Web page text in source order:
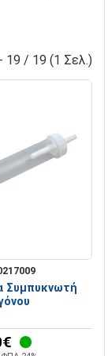
– Πίεσης
οξυγόνο.
αποδοτική
19 / 19 (1 Σελ.)
Συμπυκνωτή